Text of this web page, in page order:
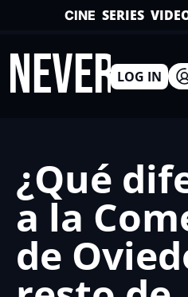
CINE SERIES
LOG IN
¿Qué
a la
de